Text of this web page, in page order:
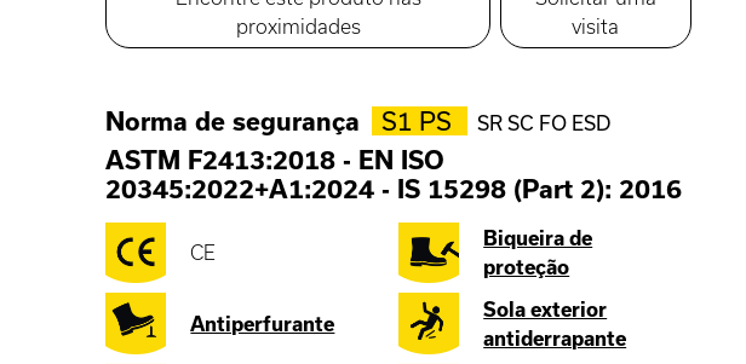
proximidades
visita
Norma de segurança S1 PS SR SC FO ESD
ASTM F2413:2018 - EN ISO
20345:2022+A1:2024 - IS 15298 (Part 2): 2016
CE
Biqueira de
proteção
Antiperfurante
Sola exterior
antiderrapante